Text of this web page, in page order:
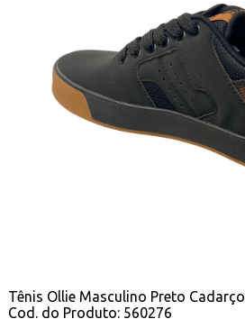
Tênis Ollie Masculino Preto Cadarço
Cod. do Produto: 560276